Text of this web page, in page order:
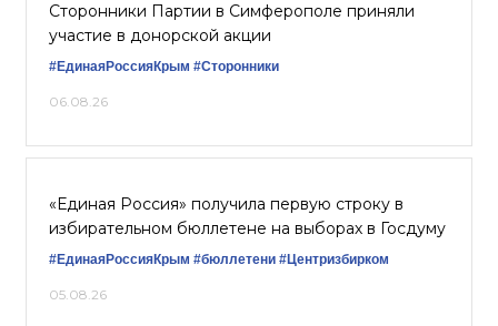
Сторонники Партии в Симферополе приняли
участие в донорской акции
#ЕдинаяРоссияКрым #Сторонники
06.08.26
«Единая Россия» получила первую строку в
избирательном бюллетене на выборах в Госдуму
#ЕдинаяРоссияКрым #бюллетени #Центризбирком
05.08.26